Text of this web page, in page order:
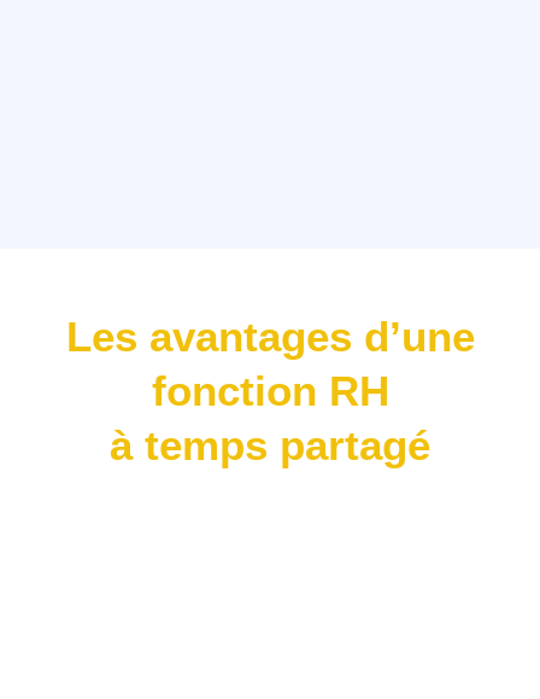
Les avantages d’une
fonction RH
à temps partagé